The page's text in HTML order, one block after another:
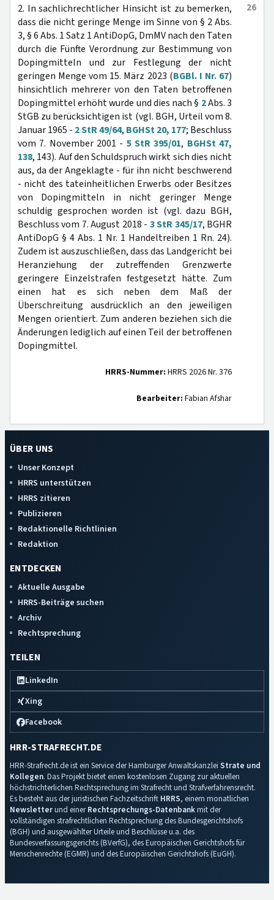
26
2. In sachlichrechtlicher Hinsicht ist zu bemerken,
dass die nicht geringe Menge im Sinne von § 2 Abs.
3, § 6 Abs. 1 Satz 1 AntiDopG, DmMV nach den Taten
durch die Fünfte Verordnung zur Bestimmung von
Dopingmitteln und zur Festlegung der nicht
geringen Menge vom 15. März 2023 (BGBl. I Nr. 67)
hinsichtlich mehrerer von den Taten betroffenen
Dopingmittel erhöht wurde und dies nach § 2Abs. 3
StGB zu berücksichtigen ist (vgl. BGH, Urteil vom 8.
Januar 1965 - 2 StR 49/64, BGHSt 20, 177; Beschluss
vom 7. November 2001 - 5 StR 395/01, BGHSt 47,
138, 143). Auf den Schuldspruch wirkt sich dies nicht
aus, da der Angeklagte - für ihn nicht beschwerend
- nicht des tateinheitlichen Erwerbs oder Besitzes
von Dopingmitteln in nicht geringer Menge
schuldig gesprochen worden ist (vgl. dazu BGH,
Beschluss vom 7. August 2018 - 3 StR 345/17, BGHR
AntiDopG § 4 Abs. 1 Nr. 1 Handeltreiben 1 Rn. 24).
Zudem ist auszuschließen, dass das Landgericht bei
Heranziehung der zutreffenden Grenzwerte
geringere Einzelstrafen festgesetzt hätte. Zum
einen hat es sich neben dem Maß der
Überschreitung ausdrücklich an den jeweiligen
Mengen orientiert. Zum anderen beziehen sich die
Änderungen lediglich auf einen Teil der betroffenen
Dopingmittel.
HRRS-Nummer: HRRS 2026 Nr. 376
Bearbeiter: Fabian Afshar
ÜBER UNS
Unser Konzept
HRRS unterstützen
HRRS zitieren
Publizieren
Redaktionelle Richtlinien
Redaktion
ENTDECKEN
Aktuelle Ausgabe
HRRS-Beiträge suchen
Archiv
Rechtsprechung
TEILEN
LinkedIn
Xing
Facebook
HRR-STRAFRECHT.DE
HRR-Strafrecht.de ist ein Service der Hamburger Anwaltskanzlei Strate und
Kollegen. Das Projekt bietet einen kostenlosen Zugang zur aktuellen
höchstrichterlichen Rechtsprechung im Strafrecht und Strafverfahrensrecht.
Es besteht aus der juristischen Fachzeitschrift HRRS, einem monatlichen
Newsletterund einerRechtsprechungs-Datenbankmit der
vollständigen strafrechtlichen Rechtsprechung des Bundesgerichtshofs
(BGH) und ausgewählter Urteile und Beschlüsse u.a. des
Bundesverfassungsgerichts (BVerfG), des Europäischen Gerichtshofs für
Menschenrechte (EGMR) und des Europäischen Gerichtshofs (EuGH).